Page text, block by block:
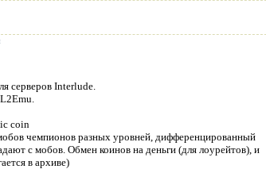
серверов Interlude.
coin
чемпионов разных уровней, дифференцированный
с мобов. Обмен коинов на деньги (для лоурейтов), и
в архиве)